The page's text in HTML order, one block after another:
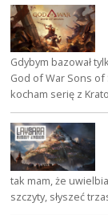
Gdybym bazował
God of War Sons
kocham serię z
tak mam, że
szczyty, słyszeć